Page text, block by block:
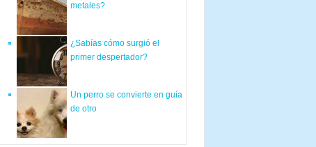
metales?
¿Sabías cómo surgió el
primer despertador?
Un perro se convierte en guía
de otro